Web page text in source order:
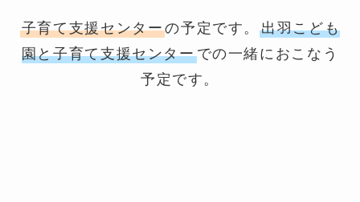
子育て支援センターの予定です。出羽こども
園と子育て支援センターでの一緒におこなう
予定です。